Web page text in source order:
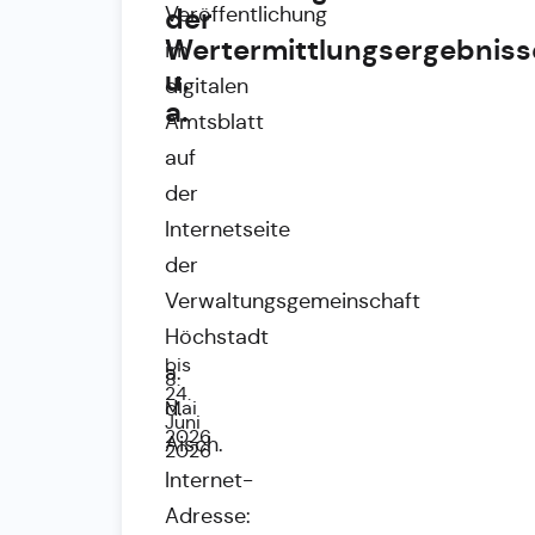
8.
Mai
2026
bis
24.
Juni
2026
der
u.
a.
Veröffentlichung
im
digitalen
Amtsblatt
auf
der
Internetseite
der
Verwaltungsgemeinschaft
Höchstadt
a.
d.
Aisch.
Internet-
Adresse: